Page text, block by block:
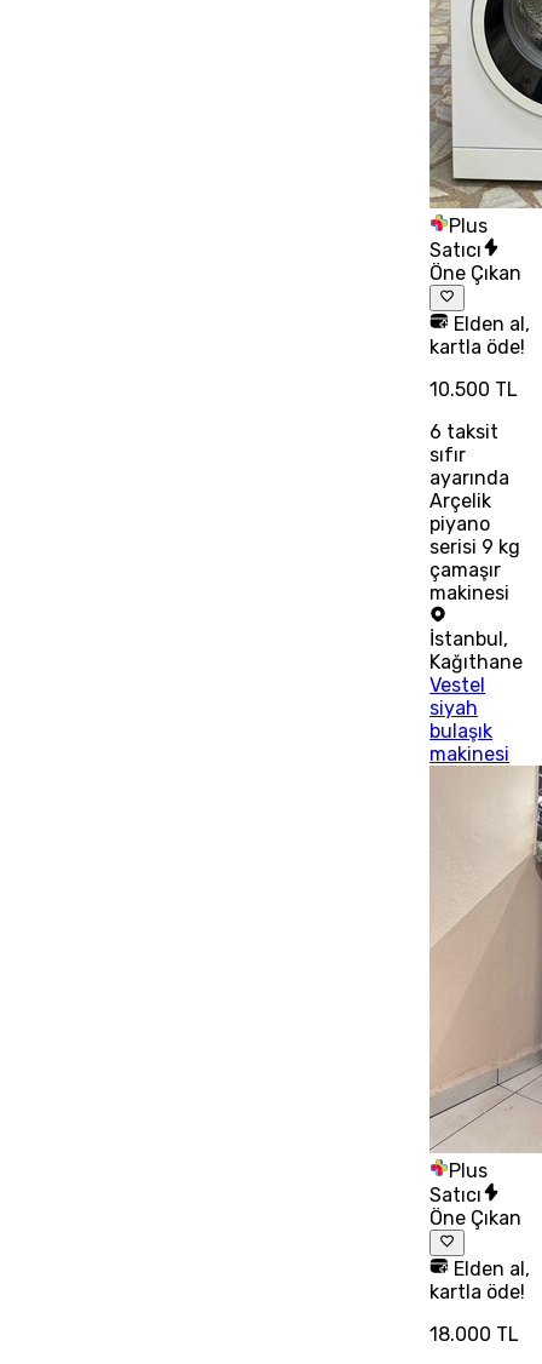
Plus
Satıcı
Öne Çıkan
Elden al,
kartla öde!
10.500 TL
6 taksit
sıfır
ayarında
Arçelik
piyano
serisi 9 kg
çamaşır
makinesi
İstanbul,
Kağıthane
Vestel
siyah
bulaşık
makinesi
Plus
Satıcı
Öne Çıkan
Elden al,
kartla öde!
18.000 TL